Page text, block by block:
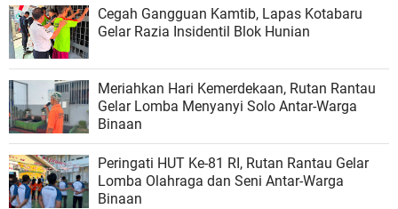
Cegah Gangguan Kamtib, Lapas Kotabaru
Gelar Razia Insidentil Blok Hunian
Meriahkan Hari Kemerdekaan, Rutan Rantau
Gelar Lomba Menyanyi Solo Antar-Warga
Binaan
Peringati HUT Ke-81 RI, Rutan Rantau Gelar
Lomba Olahraga dan Seni Antar-Warga
Binaan